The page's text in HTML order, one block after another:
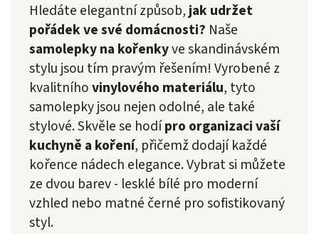
Hledáte elegantní způsob,jak udržet
pořádek ve své domácnosti? Naše
samolepky na kořenkyve skandinávském
stylu jsou tím pravým řešením! Vyrobené z
kvalitníhovinylového materiálu, tyto
samolepky jsou nejen odolné, ale také
stylové. Skvěle se hodípro organizaci vaší
kuchyně a koření, přičemž dodají každé
kořence nádech elegance. Vybrat si můžete
ze dvou barev - lesklé bílé pro moderní
vzhled nebo matné černé pro sofistikovaný
styl.